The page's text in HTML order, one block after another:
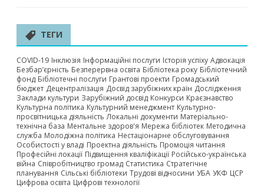
ТЕГИ
COVID-19 Інклюзія Інформаційні послуги Історія успіху Адвокація
Безбар’єрність Безперервна освіта Бібліотека року Бібліотечний
фонд Бібліотечні послуги Грантові проекти Громадський
бюджет Децентралізація Досвід зарубіжних країн Дослідження
Заклади культури Зарубіжний досвід Конкурси Краєзнавство
Культурна політика Культурний менеджмент Культурно-
просвітницька діяльність Локальні документи Матеріально-
технічна база Ментальне здоров'я Мережа бібліотек Методична
служба Молодіжна політика Нестаціонарне обслуговування
Особистості у владі Проектна діяльність Промоція читання
Професійні локації Підвищення кваліфікації Російсько-українська
війна Співробітництво громад Статистика Стратегічне
планування Сільські бібліотеки Трудові відносини УБА УКФ ЦСР
Цифрова освіта Цифрові технології